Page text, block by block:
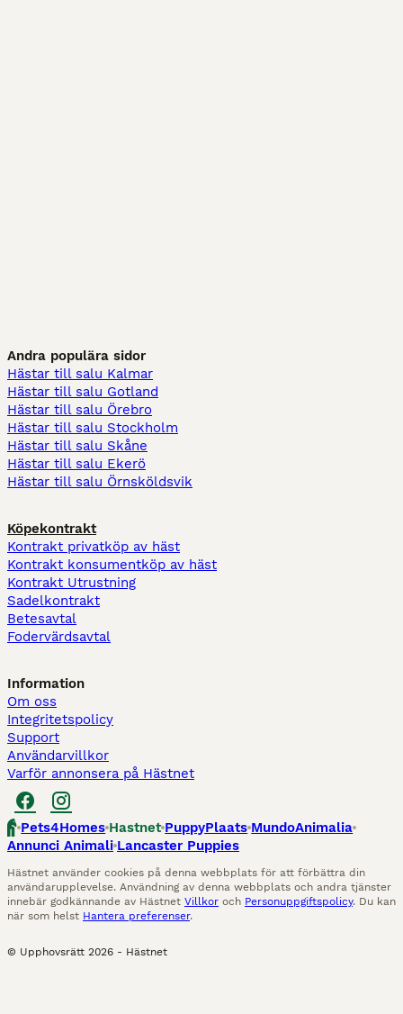
Andra populära sidor
Hästar till salu Kalmar
Hästar till salu Gotland
Hästar till salu Örebro
Hästar till salu Stockholm
Hästar till salu Skåne
Hästar till salu Ekerö
Hästar till salu Örnsköldsvik
Köpekontrakt
Kontrakt privatköp av häst
Kontrakt konsumentköp av häst
Kontrakt Utrustning
Sadelkontrakt
Betesavtal
Fodervärdsavtal
Information
Om oss
Integritetspolicy
Support
Användarvillkor
Varför annonsera på Hästnet
Pets4Homes Hastnet PuppyPlaats MundoAnimalia
Annunci Animali Lancaster Puppies
Hästnet använder cookies på denna webbplats för att förbättra din
användarupplevelse. Användning av denna webbplats och andra tjänster
innebär godkännande av Hästnet Villkor och Personuppgiftspolicy. Du kan
när som helst Hantera preferenser.
© Upphovsrätt 2026 - Hästnet